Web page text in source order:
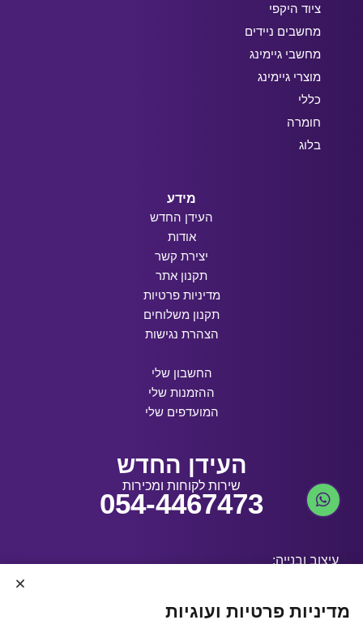
ציוד היקפי
מחשבים ניידים
מחשבי גיימינג
מוצרי גיימינג
כללי
חומרה
בלוג
מידע
העידן החדש
אודות
יצירת קשר
תקנון אתר
מדיניות פרטיות
תקנון משלוחים
הצהרת נגישות
החשבון שלי
ההזמנות שלי
המועדפים שלי
העידן החדש
שירות לקוחות ומכירות
054-4467473
עיצוב ובנייה:
מדיניות פרטיות ועוגיות